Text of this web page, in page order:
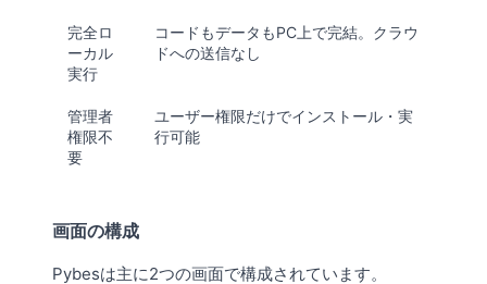
完全ロ
ーカル
実行
コードもデータもPC上で完結。クラウ
ドへの送信なし
管理者
権限不
要
ユーザー権限だけでインストール・実
行可能
画面の構成
Pybesは主に2つの画面で構成されています。